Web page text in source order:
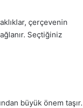
çerçevenin
Seçtiğiniz
büyük önem taşır.